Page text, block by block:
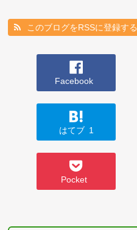
このブログをRSSに登録する
Facebook
はてブ 1
Pocket